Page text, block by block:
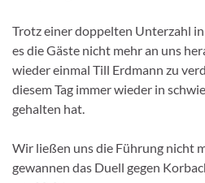
Trotz einer doppelten Unterzahl
es die Gäste nicht mehr an uns
wieder einmal Till Erdmann zu
diesem Tag immer wieder in
gehalten hat.
Wir ließen uns die Führung nicht
gewannen das Duell gegen